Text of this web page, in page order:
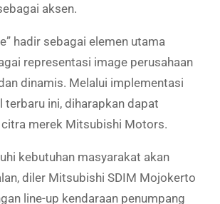
aksen.
hadir sebagai elemen utama
representasi image perusahaan
dinamis. Melalui implementasi
terbaru ini, diharapkan dapat
merek Mitsubishi Motors.
kebutuhan masyarakat akan
diler Mitsubishi SDIM Mojokerto
line-up kendaraan penumpang